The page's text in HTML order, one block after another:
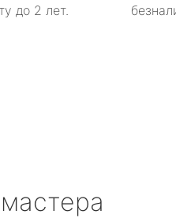
до 2 лет.